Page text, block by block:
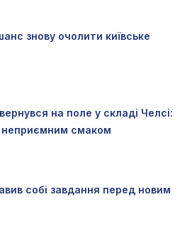
знову очолити київське
на поле у складі Челсі:
неприємним смаком
собі завдання перед новим